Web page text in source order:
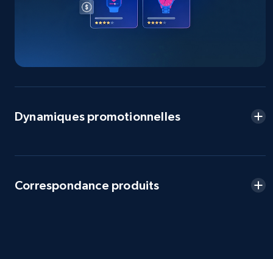
359+ Commencer
eBay - Collect products from shops on eBay
Seller reviews, Breadcrumbs, Root category, and
Dynamiques promotionnelles
Correspondance produits